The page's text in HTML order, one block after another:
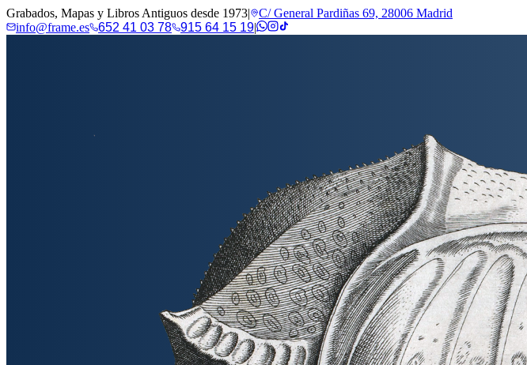
Grabados, Mapas y Libros Antiguos desde 1973|
C/ General Pardiñas 69, 28006 Madrid
info@frame.es
652 41 03 78 915 64 15 19|